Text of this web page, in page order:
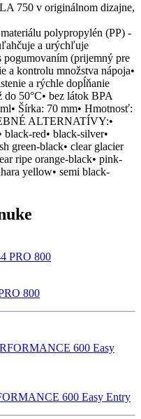
750 v originálnom dizajne,
polypropylén (PP) -
a urýchľuje
pogumovaním (prijemný pre
a kontrolu množstva nápoja•
a rýchle dopĺňanie
do 50°C• bez látok BPA
Šírka: 70 mm• Hmotnosť:
ALTERNATÍVY:•
red• black-silver•
green-black• clear glacier
ripe orange-black• pink-
yellow• semi black-
800
600 Easy Entry